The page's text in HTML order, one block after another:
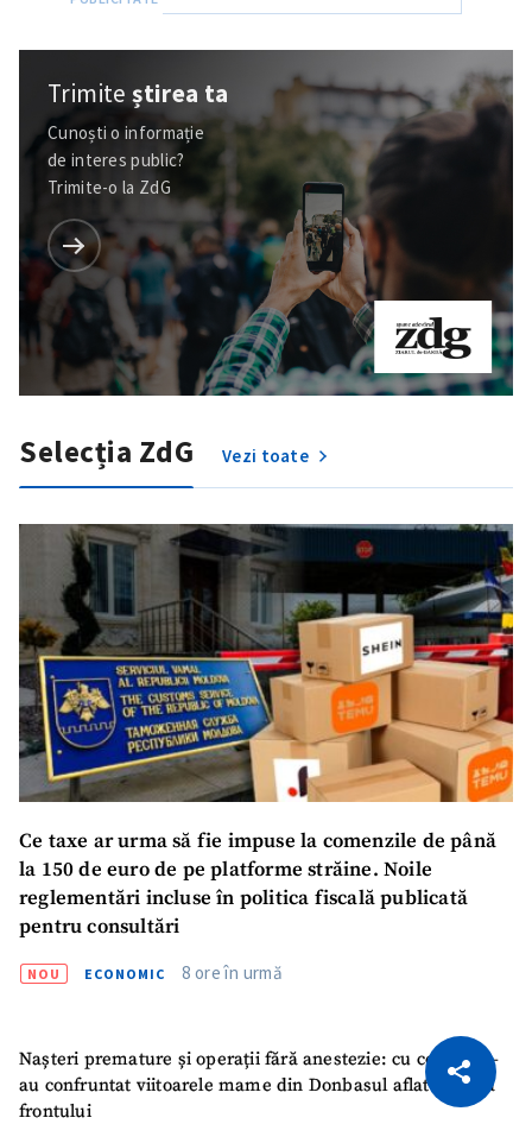
Copiază Link
Trimiteștirea ta
Cunoști o informație
de interes public?
Trimite-o la ZdG
Selecția ZdG Vezi toate
Ce taxe ar urma să fie impuse la comenzile de până
la 150 de euro de pe platforme străine. Noile
reglementări incluse în politica fiscală publicată
pentru consultări
NOU ECONOMIC 8 ore în urmă
Nașteri premature și operații fără anestezie: cu ce orori s-
au confruntat viitoarele mame din Donbasul aflat pe linia
frontului
Citește articolul